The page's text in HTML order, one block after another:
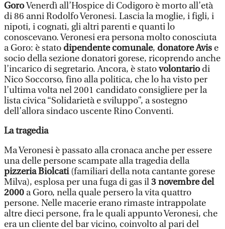
GoroVenerdì all’Hospice di Codigoro è morto all’età
di 86 anni Rodolfo Veronesi. Lascia la moglie, i figli, i
nipoti, i cognati, gli altri parenti e quanti lo
conoscevano. Veronesi era persona molto conosciuta
a Goro: è stato dipendente comunale, donatore Avis e
socio della sezione donatori gorese, ricoprendo anche
l’incarico di segretario. Ancora, è statovolontariodi
Nico Soccorso, fino alla politica, che lo ha visto per
l’ultima volta nel 2001 candidato consigliere per la
lista civica “Solidarietà e sviluppo”, a sostegno
dell’allora sindaco uscente Rino Conventi.
La tragedia
Ma Veronesi è passato alla cronaca anche per essere
una delle persone scampate alla tragedia della
pizzeria Biolcati(familiari della nota cantante gorese
Milva), esplosa per una fuga di gas il3 novembre del
2000 a Goro, nella quale persero la vita quattro
persone. Nelle macerie erano rimaste intrappolate
altre dieci persone, fra le quali appunto Veronesi, che
era un cliente del bar vicino, coinvolto al pari del